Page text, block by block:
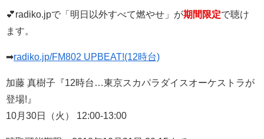
💕radiko.jpで「明日以外すべて燃やせ」が期間限定で聴け
ます。
➡radiko.jp/FM802 UPBEAT!(12時台)
加藤 真樹子『12時台…東京スカパラダイスオーケストラが
登場!』
10月30日（火） 12:00-13:00